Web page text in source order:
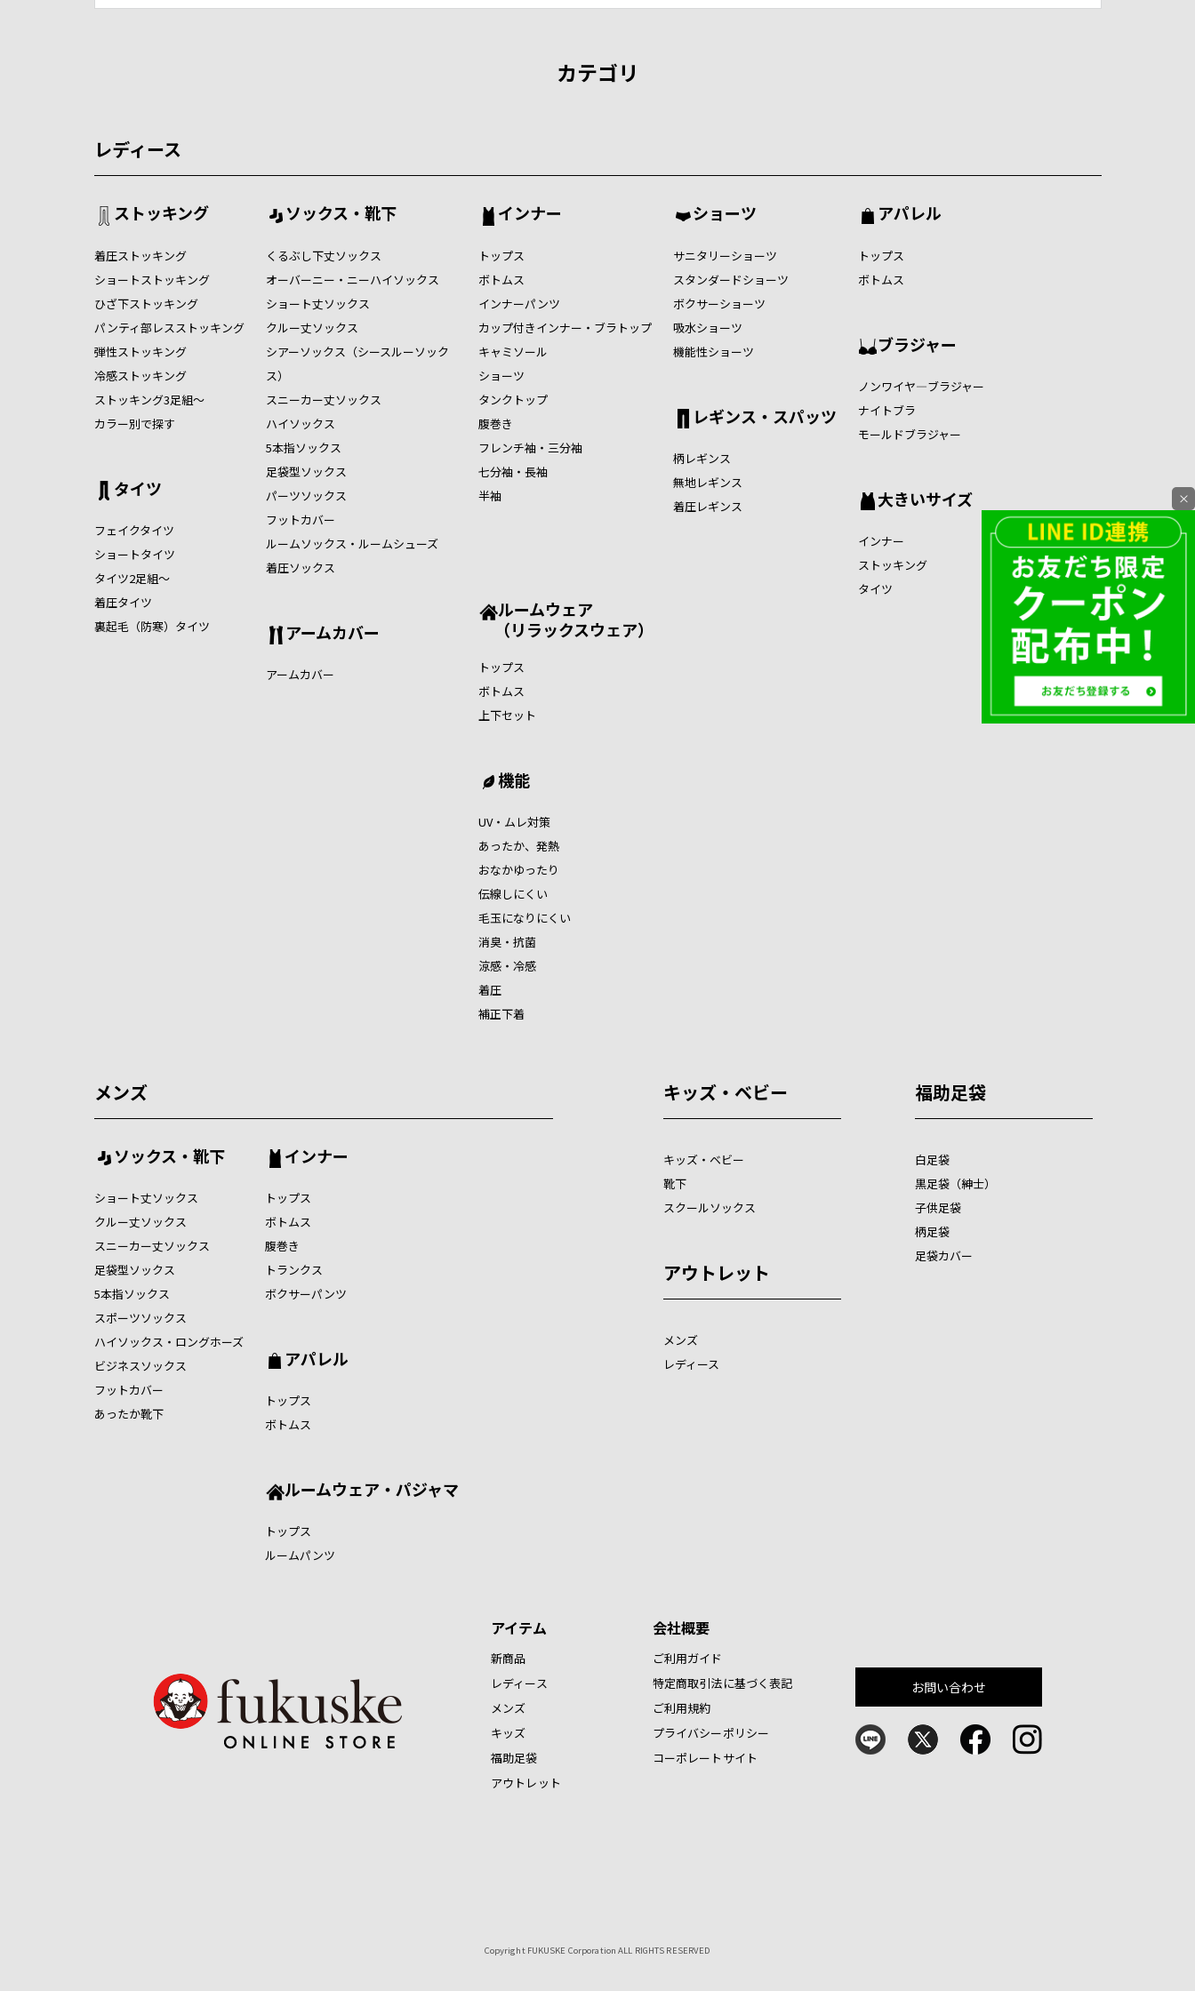
カテゴリ
レディース
ストッキング
着圧ストッキング
ショートストッキング
ひざ下ストッキング
パンティ部レスストッキング
弾性ストッキング
冷感ストッキング
ストッキング3足組～
カラー別で探す
タイツ
フェイクタイツ
ショートタイツ
タイツ2足組～
着圧タイツ
裏起毛（防寒）タイツ
ソックス・靴下
くるぶし下丈ソックス
オーバーニー・ニーハイソックス
ショート丈ソックス
クルー丈ソックス
シアーソックス（シースルーソック
ス）
スニーカー丈ソックス
ハイソックス
5本指ソックス
足袋型ソックス
パーツソックス
フットカバー
ルームソックス・ルームシューズ
着圧ソックス
アームカバー
アームカバー
インナー
トップス
ボトムス
インナーパンツ
カップ付きインナー・ブラトップ
キャミソール
ショーツ
タンクトップ
腹巻き
フレンチ袖・三分袖
七分袖・長袖
半袖
ショーツ
サニタリーショーツ
スタンダードショーツ
ボクサーショーツ
吸水ショーツ
機能性ショーツ
レギンス・スパッツ
柄レギンス
無地レギンス
着圧レギンス
アパレル
トップス
ボトムス
ブラジャー
ノンワイヤ―ブラジャー
ナイトブラ
モールドブラジャー
大きいサイズ
インナー
ストッキング
タイツ
ルームウェア
（リラックスウェア）
トップス
ボトムス
上下セット
機能
UV・ムレ対策
あったか、発熱
おなかゆったり
伝線しにくい
毛玉になりにくい
消臭・抗菌
涼感・冷感
着圧
補正下着
メンズ
ソックス・靴下
ショート丈ソックス
クルー丈ソックス
スニーカー丈ソックス
足袋型ソックス
5本指ソックス
スポーツソックス
ハイソックス・ロングホーズ
ビジネスソックス
フットカバー
あったか靴下
インナー
トップス
ボトムス
腹巻き
トランクス
ボクサーパンツ
アパレル
トップス
ボトムス
ルームウェア・パジャマ
トップス
ルームパンツ
キッズ・ベビー
キッズ・ベビー
靴下
スクールソックス
アウトレット
メンズ
レディース
福助足袋
白足袋
黒足袋（紳士）
子供足袋
柄足袋
足袋カバー
アイテム
新商品
レディース
メンズ
キッズ
福助足袋
アウトレット
会社概要
ご利用ガイド
特定商取引法に基づく表記
ご利用規約
プライバシーポリシー
コーポレートサイト
お問い合わせ
Copyright FUKUSKE Corporation ALL RIGHTS RESERVED
×